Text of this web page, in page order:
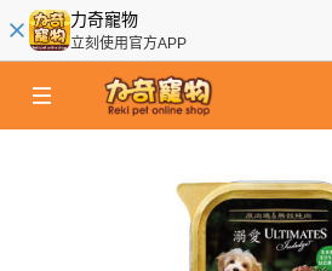
力奇寵物
立刻使用官方APP